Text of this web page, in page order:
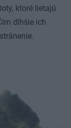
ktoré lietajú
dlhšie ich